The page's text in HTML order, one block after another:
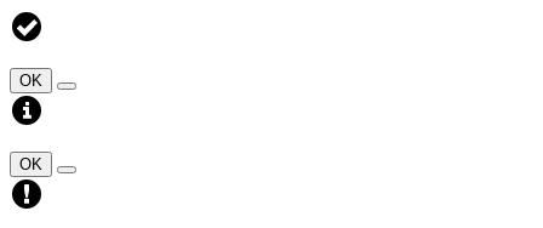
OK
OK